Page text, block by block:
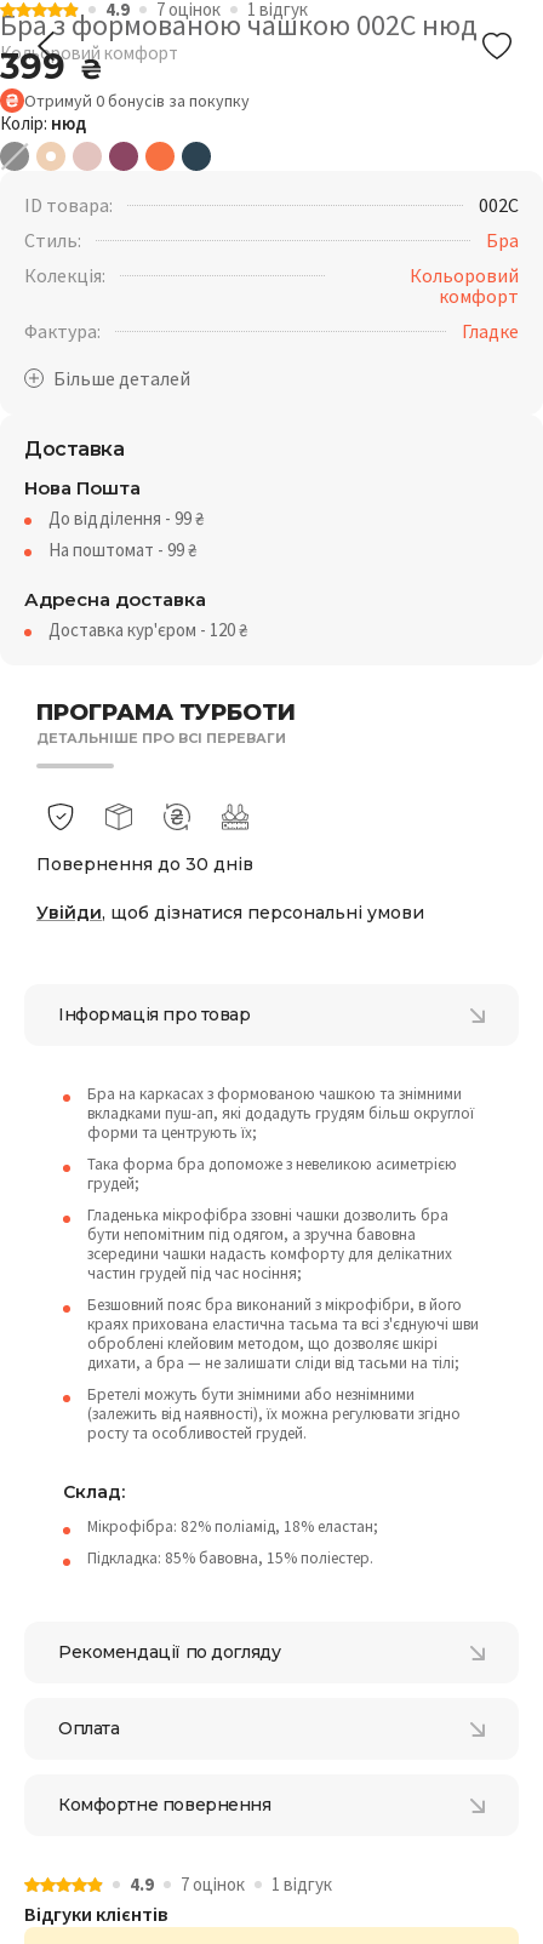
4.9 7 оцiнок 1 відгук
Бра з формованою чашкою 002C нюд
Кольоровий комфорт
399₴
Отримуй 0бонусів за покупку
Колір: нюд
ПРОГРАМА ТУРБОТИ
ДЕТАЛЬНІШЕ ПРО ВСІ ПЕРЕВАГИ
Повернення до 30 днів
Увійди, щоб дізнатися персональні умови
ID товара:
002C
Стиль:
Бра
Колекція:
Кольоровий
комфорт
Фактура:
Гладке
Доставка
Нова Пошта
До відділення - 99₴
На поштомат - 99₴
Адресна доставка
Доставка кур'єром - 120₴
Інформація про товар
Бра на каркасах з формованою чашкою та знімними
вкладками пуш-ап, які додадуть грудям більш округлої
форми та центрують їх;
Така форма бра допоможе з невеликою асиметрією
грудей;
Гладенька мікрофібра ззовні чашки дозволить бра
бути непомітним під одягом, а зручна бавовна
зсередини чашки надасть комфорту для делікатних
частин грудей під час носіння;
Безшовний пояс бра виконаний з мікрофібри, в його
краях прихована еластична тасьма та всі з'єднуючі шви
оброблені клейовим методом, що дозволяє шкірі
дихати, а бра — не залишати сліди від тасьми на тілі;
Бретелі можуть бути знімними або незнімними
(залежить від наявності), їх можна регулювати згідно
росту та особливостей грудей.
Склад:
Мікрофібра: 82% поліамід, 18% еластан;
Підкладка: 85% бавовна, 15% поліестер.
Рекомендації по догляду
Оплата
Комфортне повернення
4.9 7 оцiнок 1 відгук
Відгуки клієнтів